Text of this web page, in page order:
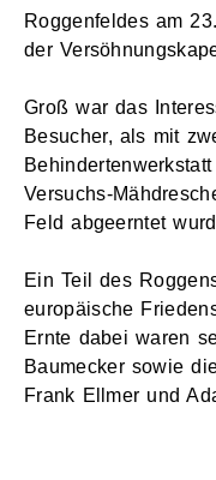
Roggenfeldes am
der
Groß war das
Besucher, als mit
Versuchs-
Feld abgeerntet
Ein Teil des
europäische
Ernte dabei waren
Baumecker sowie
Frank Ellmer und